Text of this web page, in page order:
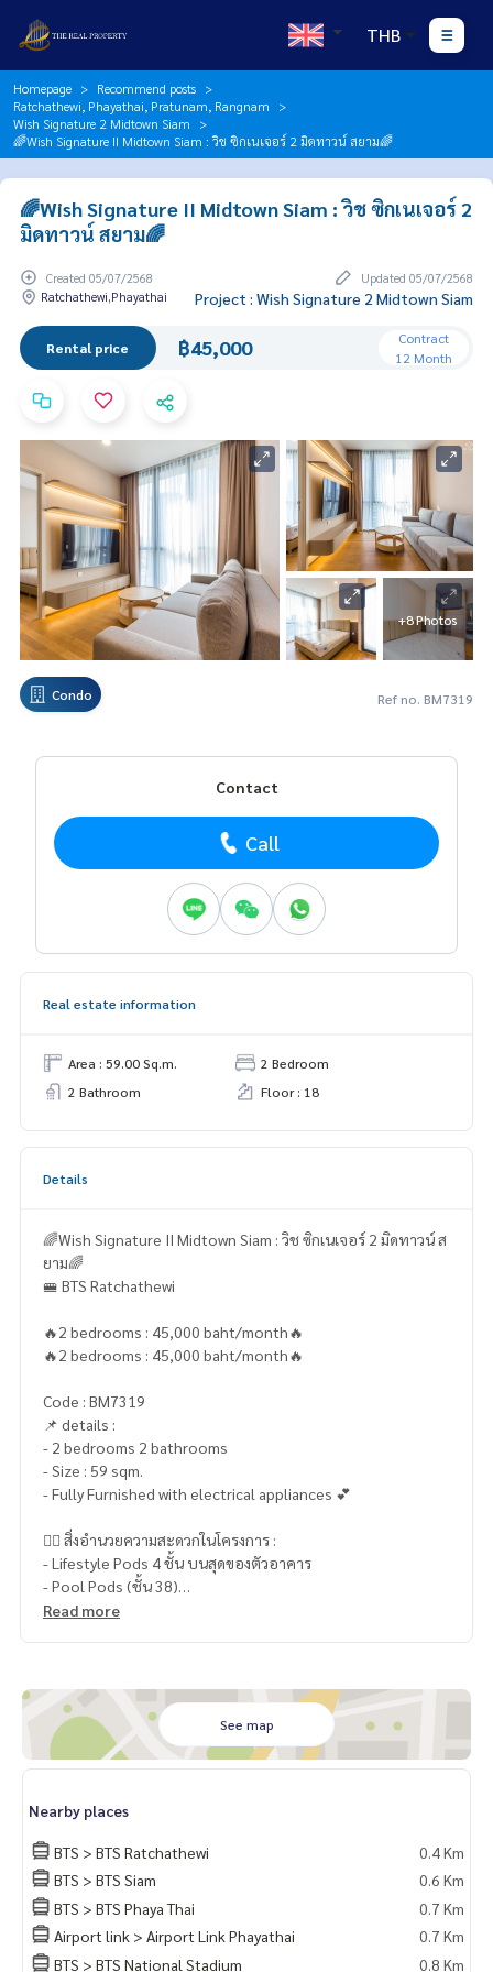
THB
Homepage
Recommend posts
Ratchathewi, Phayathai, Pratunam, Rangnam
Wish Signature 2 Midtown Siam
🌈Wish Signature II Midtown Siam : วิช ซิกเนเจอร์ 2 มิดทาวน์ สยาม🌈
🌈Wish Signature II Midtown Siam : วิช ซิกเนเจอร์ 2
มิดทาวน์ สยาม🌈
Created 05/07/2568
Updated 05/07/2568
Ratchathewi,Phayathai
Project : Wish Signature 2 Midtown Siam
Rental price ฿45,000
Contract
12 Month
+8 Photos
Condo Ref no. BM7319
Contact
Call
Real estate information
Area : 59.00 Sq.m.
2 Bedroom
2 Bathroom
Floor : 18
Details
🌈Wish Signature II Midtown Siam : วิช ซิกเนเจอร์ 2 มิดทาวน์ ส
ยาม🌈
🚝 BTS Ratchathewi
🔥2 bedrooms : 45,000 baht/month🔥
🔥2 bedrooms : 45,000 baht/month🔥
Code : BM7319
📌 details :
- 2 bedrooms 2 bathrooms
- Size : 59 sqm.
- Fully Furnished with electrical appliances 💕
🏊‍♂️ สิ่งอำนวยความสะดวกในโครงการ :
- Lifestyle Pods 4 ชั้น บนสุดของตัวอาคาร
- Pool Pods (ชั้น 38)
- สระว่ายน้ำ 360 องศา
🏡 สถานที่ใกล้เคียง :
- BTS พญาไท : 850 ม.
- Airport Rail Link พญาไท : 850 ม.
- ท่าเรือประตูน้ำ : 750 ม.
- 7-11 : 60 ม.
- พันธุ์ทิพย์พลาซ่า : 250 ม.
- Siam Paragon : 350 ม.
- Siam Center : 500 กม.
- แพลตตินั่ม : 500 ม.
- Siam Discovery : 700 ม.
- The Palladium : 750 ม.
Read more
See map
Nearby places
BTS > BTS Ratchathewi
0.4 Km
BTS > BTS Siam
0.6 Km
BTS > BTS Phaya Thai
0.7 Km
Airport link > Airport Link Phayathai
0.7 Km
BTS > BTS National Stadium
0.8 Km